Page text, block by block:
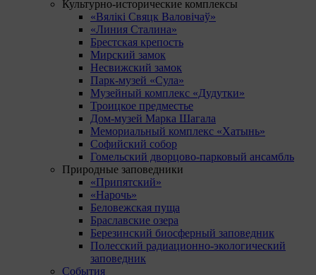
Культурно-исторические комплексы
«Вялікі Свяцк Валовічаў»
«Линия Сталина»
Брестская крепость
Мирский замок
Несвижский замок
Парк-музей «Сула»
Музейный комплекс «Дудутки»
Троицкое предместье
Дом-музей Марка Шагала
Мемориальный комплекс «Хатынь»
Софийский собор
Гомельский дворцово-парковый ансамбль
Природные заповедники
«Припятский»
«Нарочь»
Беловежская пуща
Браславские озера
Березинский биосферный заповедник
Полесский радиационно-экологический
заповедник
События